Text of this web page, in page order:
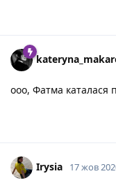
ооо, Фатма каталася
Irysia 17 жов